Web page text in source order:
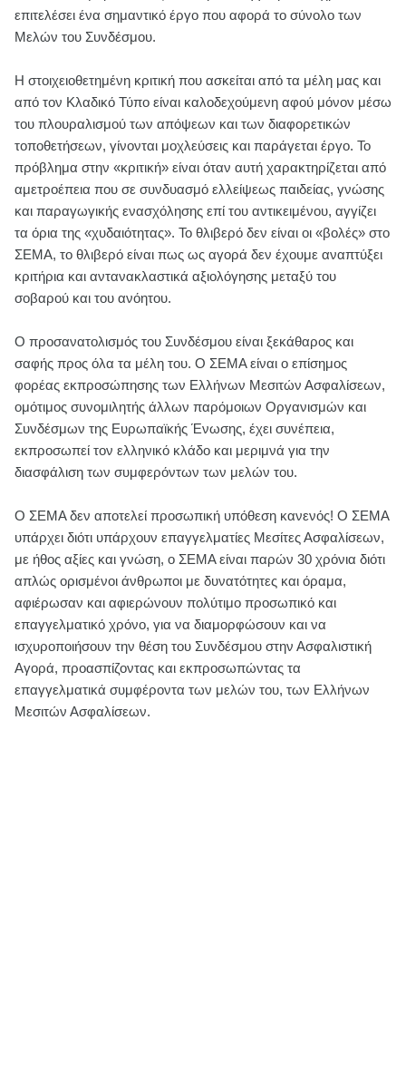
επιτελέσει ένα σημαντικό έργο που αφορά το σύνολο των
Μελών του Συνδέσμου.
Η στοιχειοθετημένη κριτική που ασκείται από τα μέλη μας και
από τον Κλαδικό Τύπο είναι καλοδεχούμενη αφού μόνον μέσω
του πλουραλισμού των απόψεων και των διαφορετικών
τοποθετήσεων, γίνονται μοχλεύσεις και παράγεται έργο. Το
πρόβλημα στην «κριτική» είναι όταν αυτή χαρακτηρίζεται από
αμετροέπεια που σε συνδυασμό ελλείψεως παιδείας, γνώσης
και παραγωγικής ενασχόλησης επί του αντικειμένου, αγγίζει
τα όρια της «χυδαιότητας». Το θλιβερό δεν είναι οι «βολές» στο
ΣΕΜΑ, το θλιβερό είναι πως ως αγορά δεν έχουμε αναπτύξει
κριτήρια και αντανακλαστικά αξιολόγησης μεταξύ του
σοβαρού και του ανόητου.
Ο προσανατολισμός του Συνδέσμου είναι ξεκάθαρος και
σαφής προς όλα τα μέλη του. Ο ΣΕΜΑ είναι ο επίσημος
φορέας εκπροσώπησης των Ελλήνων Μεσιτών Ασφαλίσεων,
ομότιμος συνομιλητής άλλων παρόμοιων Οργανισμών και
Συνδέσμων της Ευρωπαϊκής Ένωσης, έχει συνέπεια,
εκπροσωπεί τον ελληνικό κλάδο και μεριμνά για την
διασφάλιση των συμφερόντων των μελών του.
Ο ΣΕΜΑ δεν αποτελεί προσωπική υπόθεση κανενός! Ο ΣΕΜΑ
υπάρχει διότι υπάρχουν επαγγελματίες Μεσίτες Ασφαλίσεων,
με ήθος αξίες και γνώση, ο ΣΕΜΑ είναι παρών 30 χρόνια διότι
απλώς ορισμένοι άνθρωποι με δυνατότητες και όραμα,
αφιέρωσαν και αφιερώνουν πολύτιμο προσωπικό και
επαγγελματικό χρόνο, για να διαμορφώσουν και να
ισχυροποιήσουν την θέση του Συνδέσμου στην Ασφαλιστική
Αγορά, προασπίζοντας και εκπροσωπώντας τα
επαγγελματικά συμφέροντα των μελών του, των Ελλήνων
Μεσιτών Ασφαλίσεων.